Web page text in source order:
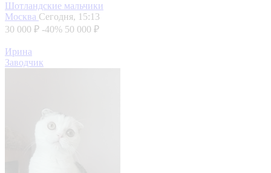
Шотландские мальчики
Москва Сегодня, 15:13
30 000 ₽ -40% 50 000 ₽
Ирина
Заводчик